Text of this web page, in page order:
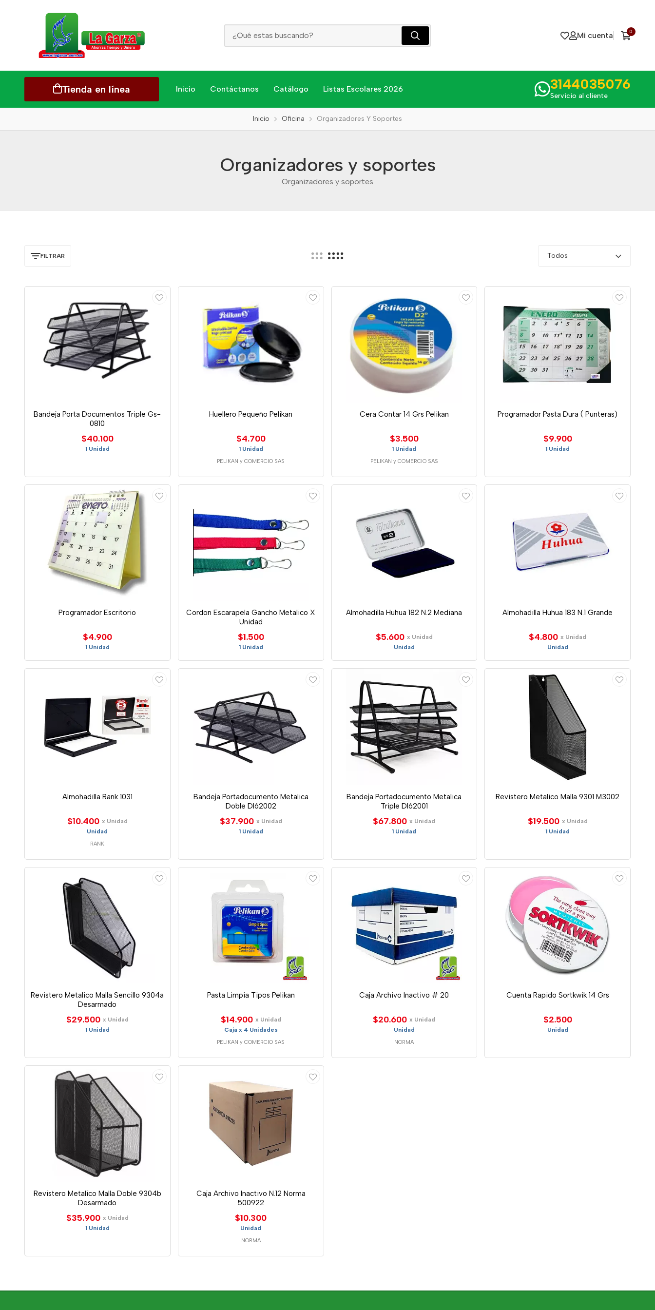
Mi cuenta 0
Tienda en línea Inicio Contáctanos Catálogo Listas Escolares 2026 3144035076
Servicio al cliente
Inicio Oficina Organizadores Y Soportes
Organizadores y soportes
Organizadores y soportes
FILTRAR Todos
Bandeja Porta Documentos Triple Gs-
0810
$40.100
1 Unidad
Huellero Pequeño Pelikan
$4.700
1 Unidad
PELIKAN y COMERCIO SAS
Cera Contar 14 Grs Pelikan
$3.500
1 Unidad
PELIKAN y COMERCIO SAS
Programador Pasta Dura ( Punteras)
$9.900
1 Unidad
Programador Escritorio
$4.900
1 Unidad
Cordon Escarapela Gancho Metalico X
Unidad
$1.500
1 Unidad
Almohadilla Huhua 182 N.2 Mediana
$5.600 x Unidad
Unidad
Almohadilla Huhua 183 N.1 Grande
$4.800 x Unidad
Unidad
Almohadilla Rank 1031
$10.400 x Unidad
Unidad
RANK
Bandeja Portadocumento Metalica
Doble Dl62002
$37.900 x Unidad
1 Unidad
Bandeja Portadocumento Metalica
Triple Dl62001
$67.800 x Unidad
1 Unidad
Revistero Metalico Malla 9301 M3002
$19.500 x Unidad
1 Unidad
Revistero Metalico Malla Sencillo 9304a
Desarmado
$29.500 x Unidad
1 Unidad
Pasta Limpia Tipos Pelikan
$14.900 x Unidad
Caja x 4 Unidades
PELIKAN y COMERCIO SAS
Caja Archivo Inactivo # 20
$20.600 x Unidad
Unidad
NORMA
Cuenta Rapido Sortkwik 14 Grs
$2.500
Unidad
Revistero Metalico Malla Doble 9304b
Desarmado
$35.900 x Unidad
1 Unidad
Caja Archivo Inactivo N.12 Norma
500922
$10.300
Unidad
NORMA